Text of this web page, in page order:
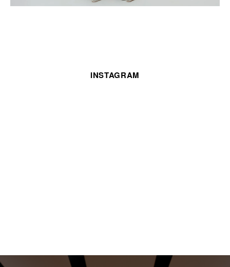
INSTAGRAM